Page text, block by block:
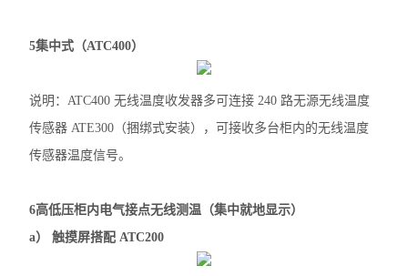
AMC16 系列监控装置
5集中式（ATC400）
说明：ATC400 无线温度收发器多可连接 240 路无源无线温度
传感器 ATE300（捆绑式安装），可接收多台柜内的无线温度
传感器温度信号。
6高低压柜内电气接点无线测温（集中就地显示）
a） 触摸屏搭配 ATC200